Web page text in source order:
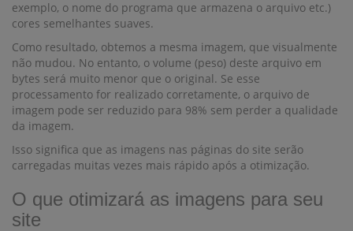
exemplo, o nome do programa que armazena o arquivo etc.)
cores semelhantes suaves.
Como resultado, obtemos a mesma imagem, que visualmente
não mudou. No entanto, o volume (peso) deste arquivo em
bytes será muito menor que o original. Se esse
processamento for realizado corretamente, o arquivo de
imagem pode ser reduzido para 98% sem perder a qualidade
da imagem.
Isso significa que as imagens nas páginas do site serão
carregadas muitas vezes mais rápido após a otimização.
O que otimizará as imagens para seu
site